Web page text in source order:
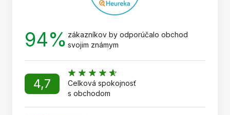
94% zákazníkov by odporúčalo obchod
svojim známym
4,7
Celková spokojnosť
s obchodom